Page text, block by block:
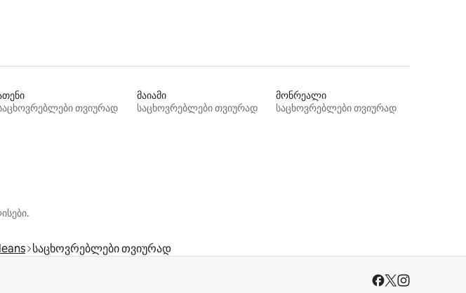
თვიურად
მაიამი
საცხოვრებლები თვიურად
მონრეალი
საცხოვრებლები თვიურად
საცხოვრებლები თვიურად